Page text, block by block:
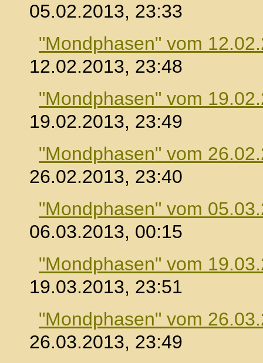
05.02.2013, 23:33
"Mondphasen" vom
12.02.2013, 23:48
"Mondphasen" vom
19.02.2013, 23:49
"Mondphasen" vom
26.02.2013, 23:40
"Mondphasen" vom
06.03.2013, 00:15
"Mondphasen" vom
19.03.2013, 23:51
"Mondphasen" vom
26.03.2013, 23:49